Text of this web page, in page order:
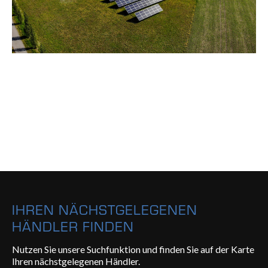
IHREN NÄCHSTGELEGENEN
HÄNDLER FINDEN
Nutzen Sie unsere Suchfunktion und finden Sie auf der Karte
Ihren nächstgelegenen Händler.